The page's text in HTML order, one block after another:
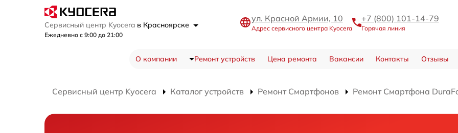
Сервисный центр Kyocera в Красноярске
Ежедневно с 9:00 до 21:00
ул. Красной Армии, 10
Адрес сервисного центра Kyocera
+7 (800) 101-14-79
Горячая линия
О компании Ремонт устройств Цена ремонта Вакансии Контакты Отзывы
Сервисный центр Kyocera Каталог устройств Ремонт Смартфонов Ремонт Смартфона